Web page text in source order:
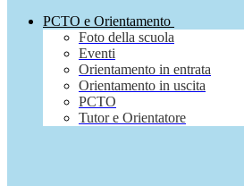
PCTO e Orientamento
Foto della scuola
Eventi
Orientamento in entrata
Orientamento in uscita
PCTO
Tutor e Orientatore